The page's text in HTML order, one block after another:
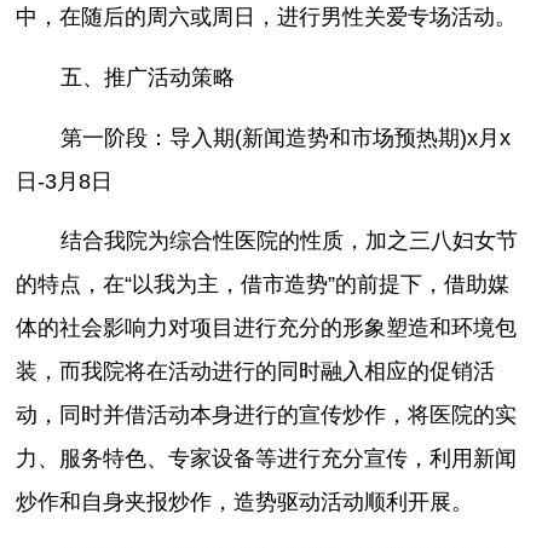
中，在随后的周六或周日，进行男性关爱专场活动。
五、推广活动策略
第一阶段：导入期(新闻造势和市场预热期)x月x
日-3月8日
结合我院为综合性医院的性质，加之三八妇女节
的特点，在“以我为主，借市造势”的前提下，借助媒
体的社会影响力对项目进行充分的形象塑造和环境包
装，而我院将在活动进行的同时融入相应的促销活
动，同时并借活动本身进行的宣传炒作，将医院的实
力、服务特色、专家设备等进行充分宣传，利用新闻
炒作和自身夹报炒作，造势驱动活动顺利开展。